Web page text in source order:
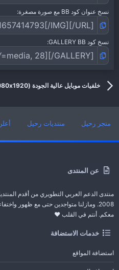
نسخ عنوان كود BB مع صورة مصغرة
نسخ كود GALLERY BB
خلفيات موبايل عالية الجودة (1080x1920) Phone Backgrounds
عن المنتدى
منتدى الدعم العربي التطويري من أقدم
2008. ومازلنا متواجدين حتى مع ظهور
معكم. أنتم في القلب ❤️
خدمات الاستضافة
استضافة المواقع
متجر رحيل منتديات رحيل